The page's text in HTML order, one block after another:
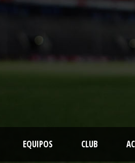
EQUIPOS CLUB